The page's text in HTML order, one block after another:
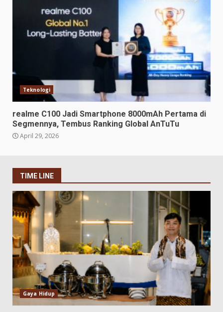
Teknologi
realme C100 Jadi Smartphone 8000mAh Pertama di
Segmennya, Tembus Ranking Global AnTuTu
April 29, 2026
TIME LINE
Gaya Hidup